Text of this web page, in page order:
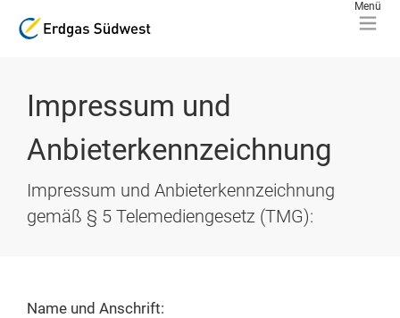
Impressum und
Anbieterkennzeichnung
Impressum und Anbieterkennzeichnung
gemäß § 5 Telemediengesetz (TMG):
Name und Anschrift: